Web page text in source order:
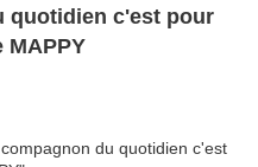
quotidien c'est pour
MAPPY